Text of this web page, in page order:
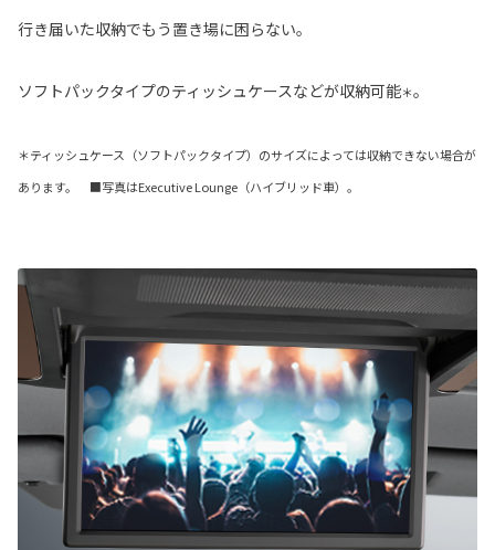
行き届いた収納でもう置き場に困らない。
ソフトパックタイプのティッシュケースなどが収納可能＊。
＊ティッシュケース（ソフトパックタイプ）のサイズによっては収納できない場合が
あります。 ■写真はExecutive Lounge（ハイブリッド車）。